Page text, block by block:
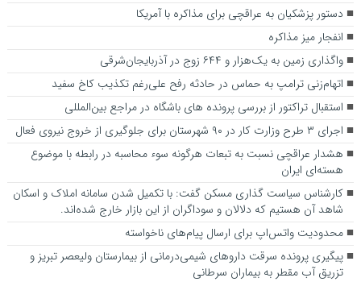
دستور پزشکیان به عراقچی برای مذاکره با آمریکا
انفجار میز مذاکره
واگذاری زمین به یک‌هزار و ۶۴۴ زوج در آذربایجان‌شرقی
اتهام‌زنی ترامپ به حماس در حادثه رفح علی‌رغم تکذیب کاخ سفید
استقبال تراکتور از بررسی پرونده های باشگاه در مراجع بین‌المللی
اجرای ۳ طرح وزارت کار در ۹۰ شهرستان برای جلوگیری از خروج نیروی فعال
هشدار عراقچی نسبت به تبعات هرگونه سوء محاسبه در رابطه با موضوع
هسته‌ای ایران
کارشناس سیاست گذاری مسکن گفت: با تکمیل شدن سامانه املاک و اسکان
شاهد آن هستیم که دلالان و سوداگران از این بازار خارج شده‌اند.
محدودیت واتس‌اپ برای ارسال پیام‌های ناخواسته
پیگیری پرونده سرقت داروهای شیمی‌درمانی از بیمارستان ولیعصر تبریز و
تزریق آب مقطر به بیماران سرطانی